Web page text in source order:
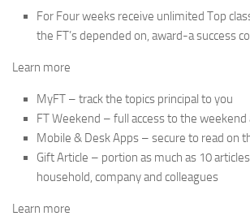
For Four weeks receive unlimited Top
the FT’s depended on, award-a success
Learn more
MyFT – track the topics principal to you
FT Weekend – full access to the
Mobile & Desk Apps – secure to read on
Gift Article – portion as much as 10
household, company and colleagues
Learn more